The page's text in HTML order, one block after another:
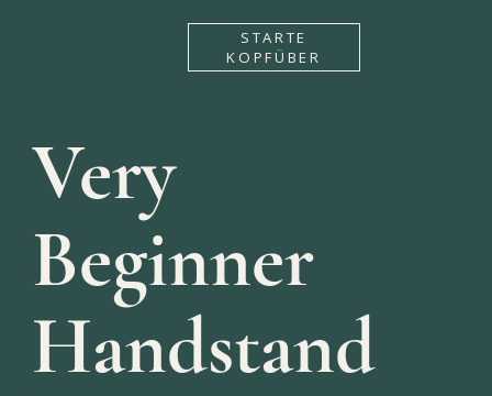
STARTE
KOPFÜBER
Very
Beginner
Handstand